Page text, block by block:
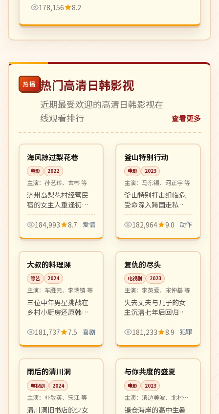
178,156
8.2
热播 热门高清日韩影视
近期最受欢迎的高清日韩影视在
线观看排行
查看更多
韩国
高分 99:08
海风掠过梨花巷
电影 2022
主演： 孙艺珍、玄彬 等
济州岛梨花村经营民
宿的女主人重逢初
恋，海风、咖啡与旧
信件一同唤醒被搁置
影唯美，叙事克制，
浪漫细腻的成人爱情
片。
184,993 8.7 爱情
韩国
院线 99:34
釜山特别行动
电影 2023
主演： 马东锡、河正宇 等
釜山特别打击组临危
受命深入跨国走私集
团，飙车、枪战、肉
搏一气呵成。该片延
片传统，是近年口碑
动作大片代表作。
182,964 9.0 动作
韩国
热播 10:04
大叔的料理课
综艺 2024
主演： 车胜元、李瑞镇 等
三位中年男星挑战在
乡村小厨房还原韩定
食与世界料理，节目
温馨有趣，是观察日
艺。
181,737 7.5 喜剧
韩国
完结 12:55
复仇的尽头
电视剧 2023
主演： 李英爱、宋仲基 等
失去丈夫与儿子的女
主沉潜七年后回归首
尔，以企业家身份发
起跨越数十年的复仇
转密集制作精良。
181,233 8.9 犯罪
韩国
热播 16:42
雨后的清川洞
电视剧 2024
主演： 朴敏英、宋江 等
清川洞旧书店的少女
日本
院线 99:18
与你共度的盛夏
电影 2023
主演： 滨边美波、北村匠
海 等
镰仓海岸的高中生暑